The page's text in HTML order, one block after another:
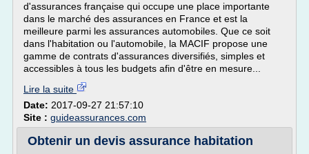
d'assurances française qui occupe une place importante
dans le marché des assurances en France et est la
meilleure parmi les assurances automobiles. Que ce soit
dans l'habitation ou l'automobile, la MACIF propose une
gamme de contrats d'assurances diversifiés, simples et
accessibles à tous les budgets afin d'être en mesure...
Lire la suite
Date: 2017-09-27 21:57:10
Site : guideassurances.com
Obtenir un devis assurance habitation